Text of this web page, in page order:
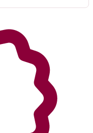
исполнение
все товары из разделов
предоплате